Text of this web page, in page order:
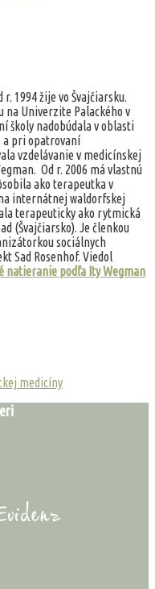
1994 žije vo Švajčiarsku.
na Univerzite Palackého v
školy nadobúdala v oblasti
a pri opatrovaní
vzdelávanie v medicínskej
Od r. 2006 má vlastnú
ako terapeutka v
internátnej waldorfskej
terapeuticky ako rytmická
(Švajčiarsko). Je členkou
sociálnych
Sad Rosenhof. Viedol
natieranie podľa Ity Wegman
medicíny